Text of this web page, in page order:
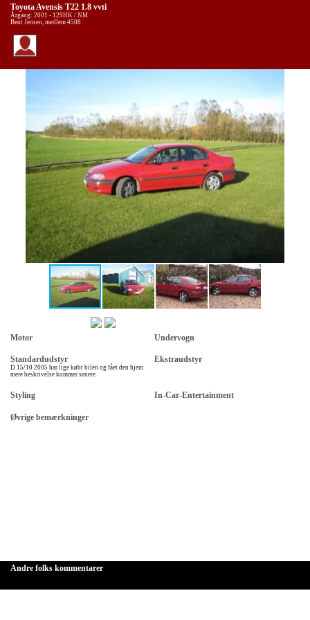
Toyota Avensis T22 1.8 vvti
Årgang: 2001 - 129HK / NM
Bent Jensen, medlem 4508
Motor Undervogn
Standardudstyr
D 15/10 2005 har lige købt bilen og fået den hjem
mere beskrivelse kommer senere
Ekstraudstyr
Styling In-Car-Entertainment
Øvrige bemærkninger
Andre folks kommentarer